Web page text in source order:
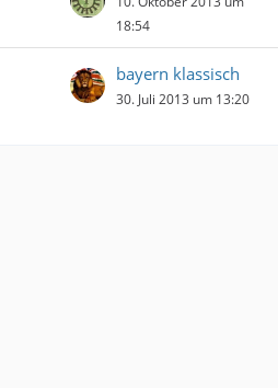
18:54
bayern klassisch
30. Juli 2013 um 13:20